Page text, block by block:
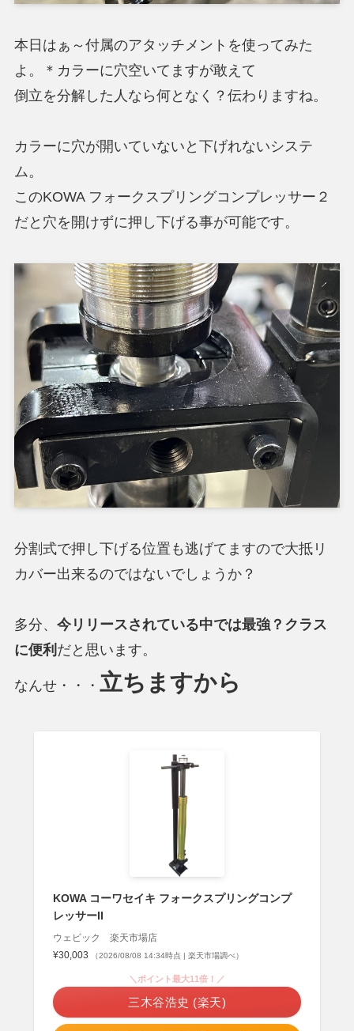
本日はぁ～付属のアタッチメントを使ってみた
よ。＊カラーに穴空いてますが敢えて
倒立を分解した人なら何となく？伝わりますね。
カラーに穴が開いていないと下げれないシステ
ム。
このKOWA フォークスプリングコンプレッサー２
だと穴を開けずに押し下げる事が可能です。
分割式で押し下げる位置も逃げてますので大抵リ
カバー出来るのではないでしょうか？
多分、 今リリースされている中では最強？クラス
に便利 だと思います。
なんせ・・・ 立ちますから
KOWA コーワセイキ フォークスプリングコンプ
レッサーII
ウェビック 楽天市場店
¥30,003
（2026/08/08 14:34時点 | 楽天市場調べ）
＼ポイント最大11倍！／
三木谷浩史 (楽天)